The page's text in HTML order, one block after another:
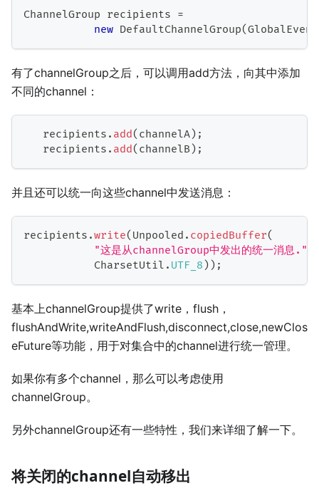
ChannelGroup recipients =
new DefaultChannelGroup(
有了channelGroup之后，可以调用add方法，向其中添加
不同的channel：
   recipients
. add( channelA) ;
   recipients
. add( channelB ) ;
并且还可以统一向这些channel中发送消息：
recipients .write( Unpooled . copiedBuffer(
"这是从channelGroup中发出的统一消息."
CharsetUtil . UTF_8 ) ) ;
基本上channelGroup提供了write，flush，
flushAndWrite,writeAndFlush,disconnect,close,newClos
eFuture等功能，用于对集合中的channel进行统一管理。
如果你有多个channel，那么可以考虑使用
channelGroup。
另外channelGroup还有一些特性，我们来详细了解一下。
将关闭的channel自动移出